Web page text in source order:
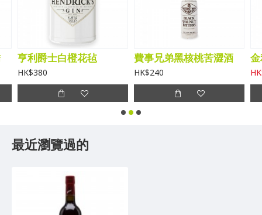
亨利爵士白橙花毡
HK$380
費事兄弟黑核桃苦澀酒
HK$240
最近瀏覽過的